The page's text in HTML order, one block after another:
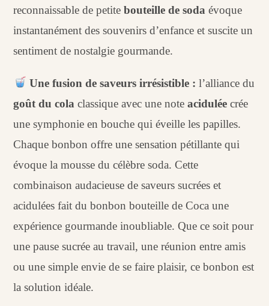
reconnaissable de petitebouteille de soda évoque
instantanément des souvenirs d’enfance et suscite un
sentiment de nostalgie gourmande.
Une fusion de saveurs irrésistible : l’alliance du
goût du cola classique avec une noteacidulée crée
une symphonie en bouche qui éveille les papilles.
Chaque bonbon offre une sensation pétillante qui
évoque la mousse du célèbre soda. Cette
combinaison audacieuse de saveurs sucrées et
acidulées fait du bonbon bouteille de Coca une
expérience gourmande inoubliable. Que ce soit pour
une pause sucrée au travail, une réunion entre amis
ou une simple envie de se faire plaisir, ce bonbon est
la solution idéale.